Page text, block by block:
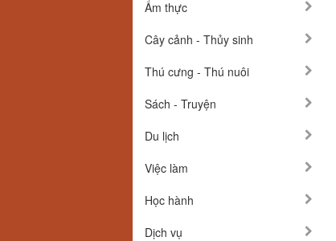
Ẩm thực
Cây cảnh - Thủy sinh
Thú cưng - Thú nuôi
Sách - Truyện
Du lịch
Việc làm
Học hành
Dịch vụ